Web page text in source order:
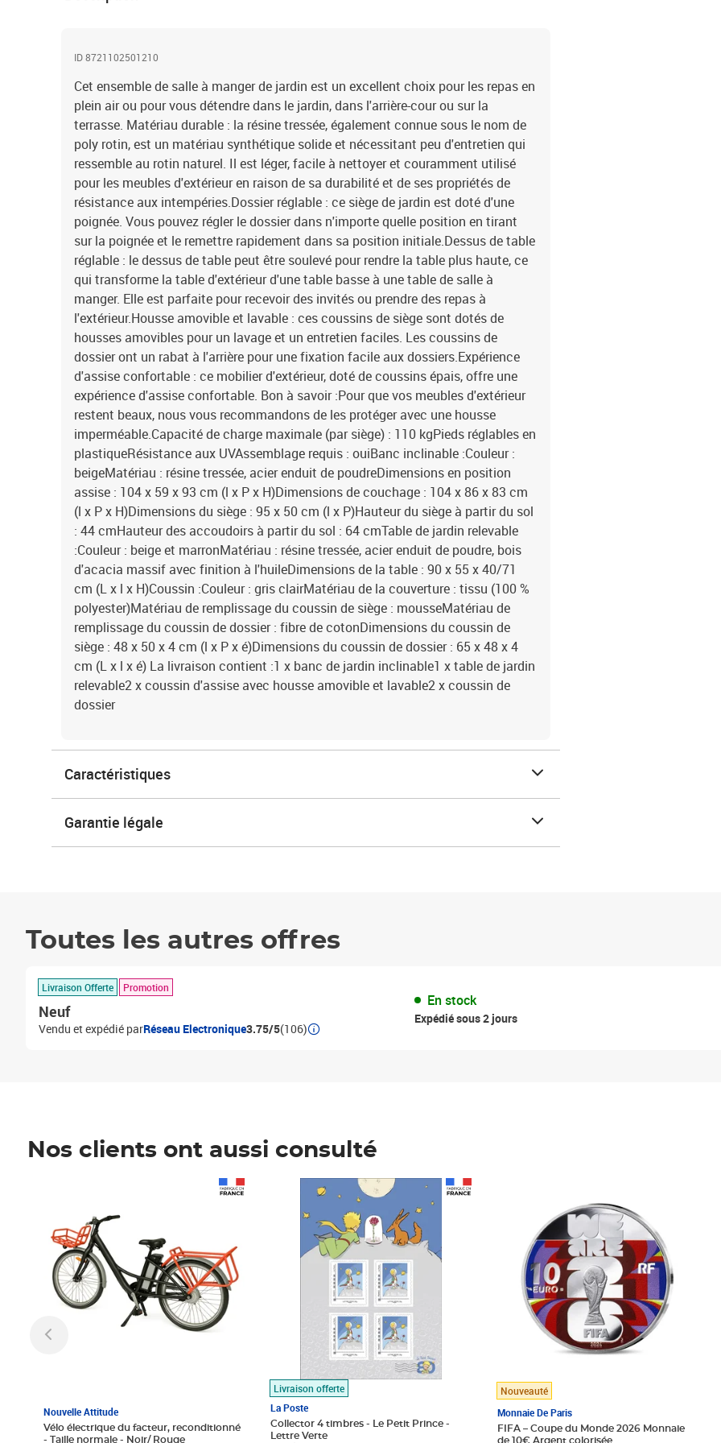
ID 8721102501210
Cet ensemble de salle à manger de jardin est un excellent choix pour les repas en
plein air ou pour vous détendre dans le jardin, dans l'arrière-cour ou sur la
terrasse. Matériau durable : la résine tressée, également connue sous le nom de
poly rotin, est un matériau synthétique solide et nécessitant peu d'entretien qui
ressemble au rotin naturel. Il est léger, facile à nettoyer et couramment utilisé
pour les meubles d'extérieur en raison de sa durabilité et de ses propriétés de
résistance aux intempéries.Dossier réglable : ce siège de jardin est doté d'une
poignée. Vous pouvez régler le dossier dans n'importe quelle position en tirant
sur la poignée et le remettre rapidement dans sa position initiale.Dessus de table
réglable : le dessus de table peut être soulevé pour rendre la table plus haute, ce
qui transforme la table d'extérieur d'une table basse à une table de salle à
manger. Elle est parfaite pour recevoir des invités ou prendre des repas à
l'extérieur.Housse amovible et lavable : ces coussins de siège sont dotés de
housses amovibles pour un lavage et un entretien faciles. Les coussins de
dossier ont un rabat à l'arrière pour une fixation facile aux dossiers.Expérience
d'assise confortable : ce mobilier d'extérieur, doté de coussins épais, offre une
expérience d'assise confortable. Bon à savoir :Pour que vos meubles d'extérieur
restent beaux, nous vous recommandons de les protéger avec une housse
imperméable.Capacité de charge maximale (par siège) : 110 kgPieds réglables en
plastiqueRésistance aux UVAssemblage requis : ouiBanc inclinable :Couleur :
beigeMatériau : résine tressée, acier enduit de poudreDimensions en position
assise : 104 x 59 x 93 cm (l x P x H)Dimensions de couchage : 104 x 86 x 83 cm
(l x P x H)Dimensions du siège : 95 x 50 cm (l x P)Hauteur du siège à partir du sol
: 44 cmHauteur des accoudoirs à partir du sol : 64 cmTable de jardin relevable
:Couleur : beige et marronMatériau : résine tressée, acier enduit de poudre, bois
d'acacia massif avec finition à l'huileDimensions de la table : 90 x 55 x 40/71
cm (L x l x H)Coussin :Couleur : gris clairMatériau de la couverture : tissu (100 %
polyester)Matériau de remplissage du coussin de siège : mousseMatériau de
remplissage du coussin de dossier : fibre de cotonDimensions du coussin de
siège : 48 x 50 x 4 cm (l x P x é)Dimensions du coussin de dossier : 65 x 48 x 4
cm (L x l x é) La livraison contient :1 x banc de jardin inclinable1 x table de jardin
relevable2 x coussin d'assise avec housse amovible et lavable2 x coussin de
dossier
Caractéristiques
Garantie légale
Toutes les autres offres
Livraison Offerte Promotion
Neuf
Vendu et expédié parRéseau Electronique3.75/5(106)
En stock
Expédié sous 2 jours
Nos clients ont aussi consulté
Nouvelle Attitude
Vélo électrique du facteur, reconditionné
- Taille normale - Noir/ Rouge
Livraison offerte
La Poste
Collector 4 timbres - Le Petit Prince -
Lettre Verte
Prix 7,50€
Nouveauté
Monnaie De Paris
FIFA – Coupe du Monde 2026 Monnaie
de 10€ Argent colorisée